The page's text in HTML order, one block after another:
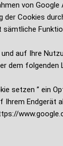
von
Cookies
auf Ihre
dem
setzen ” ein
Endgerät